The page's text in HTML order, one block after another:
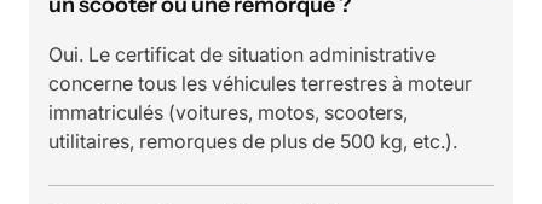
Oui. Le certificat de situation administrative
concerne tous les véhicules terrestres à moteur
immatriculés (voitures, motos, scooters,
utilitaires, remorques de plus de 500 kg, etc.).